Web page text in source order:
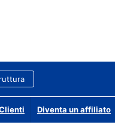
Diventa un affiliato